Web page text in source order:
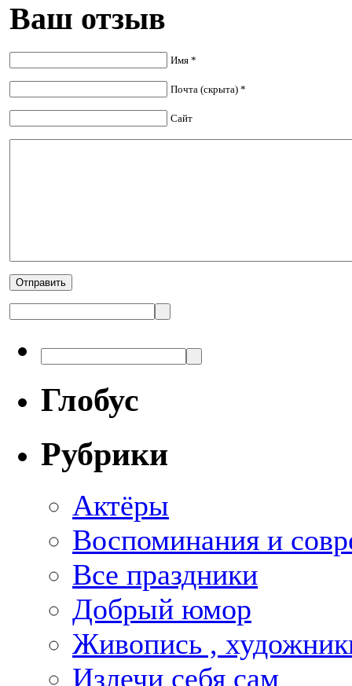
Ваш отзыв
Имя *
Почта (скрыта) *
Сайт
Глобус
Рубрики
Актёры
Воспоминания и
Все праздники
Добрый юмор
Живопись ,
Излечи себя сам